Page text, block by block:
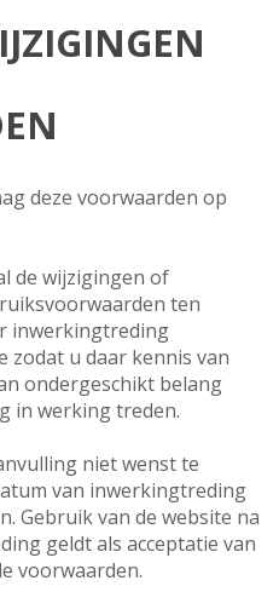
deze voorwaarden op
de wijzigingen of
ten
inwerkingtreding
zodat u daar kennis van
ondergeschikt belang
in werking treden.
niet wenst te
van inwerkingtreding
Gebruik van de website na
geldt als acceptatie van
voorwaarden.